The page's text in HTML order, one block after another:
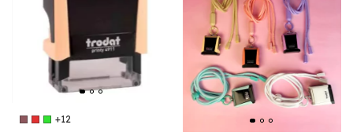
+12